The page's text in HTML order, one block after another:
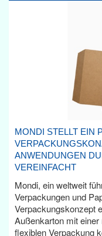
MONDI STELLT EIN
ANWENDUNGEN
VEREINFACHT
Mondi, ein weltweit
Verpackungen und
Verpackungskonzept
Außenkarton mit
flexiblen Verpackung